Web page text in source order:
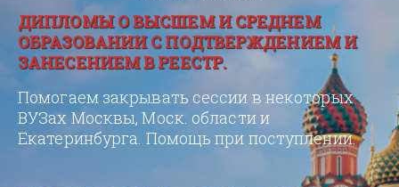
ДИПЛОМЫ О ВЫСШЕМ И СРЕДНЕМ
ОБРАЗОВАНИИ С ПОДТВЕРЖДЕНИЕМ И
ЗАНЕСЕНИЕМ В РЕЕСТР.
Помогаем закрывать сессии в некоторых
ВУЗах Москвы, Моск. области и
Екатеринбурга. Помощь при поступлении.